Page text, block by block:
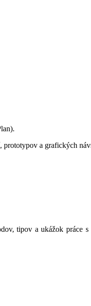
prototypov a grafických
tipov a ukážok práce